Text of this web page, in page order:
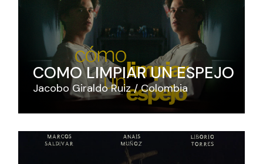
COMO LIMPIAR UN ESPEJO
Jacobo Giraldo Ruiz Colombia